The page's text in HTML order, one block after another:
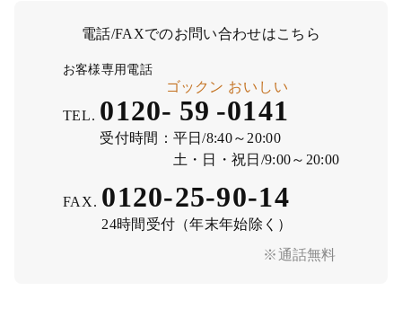
電話/FAXでのお問い合わせはこちら
※通話無料
お客様専用電話
TEL. 0120- 59
ゴックン
-0141
おいしい
受付時間： 平日/8:40～20:00
土・日・祝日/9:00～20:00
FAX. 0120-25-90-14
24時間受付（年末年始除く）